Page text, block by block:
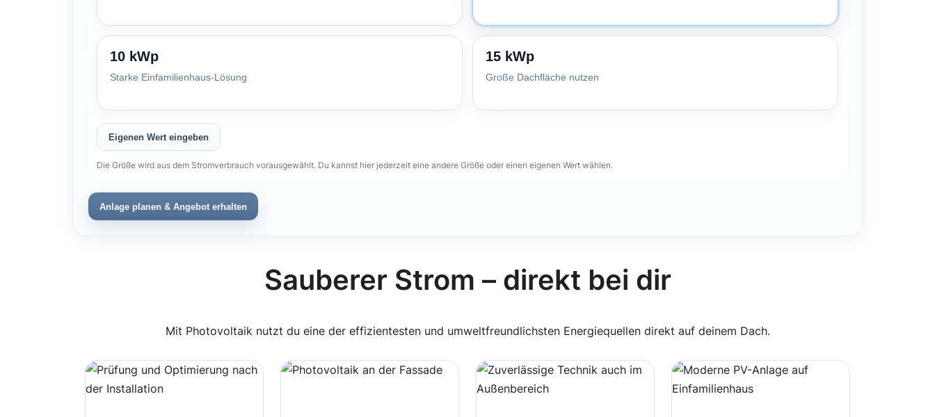
10 kWp
Starke Einfamilienhaus-Lösung
15 kWp
Große Dachfläche nutzen
Eigenen Wert eingeben
Die Größe wird aus dem Stromverbrauch vorausgewählt. Du kannst hier jederzeit eine andere Größe oder einen eigenen Wert wählen.
Anlage planen & Angebot erhalten
Sauberer Strom – direkt bei dir
Mit Photovoltaik nutzt du eine der effizientesten und umweltfreundlichsten Energiequellen direkt auf deinem Dach.